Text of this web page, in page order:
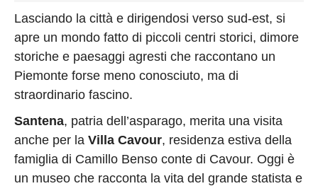
Lasciando la città e dirigendosi verso sud-est, si
apre un mondo fatto di piccoli centri storici, dimore
storiche e paesaggi agresti che raccontano un
Piemonte forse meno conosciuto, ma di
straordinario fascino.
Santena, patria dell’asparago, merita una visita
anche per la Villa Cavour, residenza estiva della
famiglia di Camillo Benso conte di Cavour. Oggi è
un museo che racconta la vita del grande statista e